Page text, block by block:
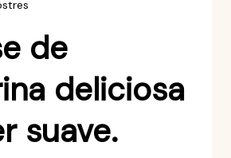
de
deliciosa
suave.